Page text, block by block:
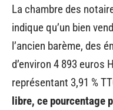
La chambre des
indique qu’un bien
l’ancien barème, des
d’environ 4 893 euros
représentant 3,91 %
libre, ce pourcentage